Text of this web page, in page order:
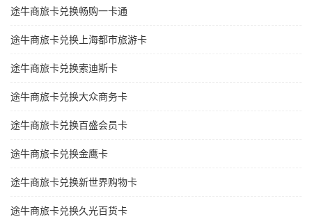
途牛商旅卡兑换畅购一卡通
途牛商旅卡兑换上海都市旅游卡
途牛商旅卡兑换索迪斯卡
途牛商旅卡兑换大众商务卡
途牛商旅卡兑换百盛会员卡
途牛商旅卡兑换金鹰卡
途牛商旅卡兑换新世界购物卡
途牛商旅卡兑换久光百货卡